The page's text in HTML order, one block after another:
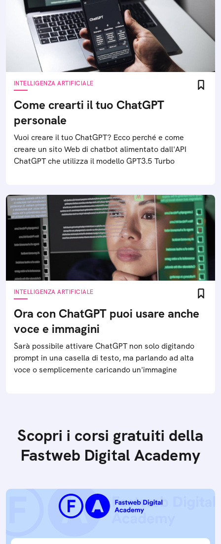
INTELLIGENZA ARTIFICIALE
Come crearti il tuo ChatGPT
personale
Vuoi creare il tuo ChatGPT? Ecco perché e come
creare un sito Web di chatbot alimentato dall'API
ChatGPT che utilizza il modello GPT3.5 Turbo
INTELLIGENZA ARTIFICIALE
Ora con ChatGPT puoi usare anche
voce e immagini
Sarà possibile attivare ChatGPT non solo digitando
prompt in una casella di testo, ma parlando ad alta
voce o semplicemente caricando un'immagine
Scopri i corsi gratuiti della
Fastweb Digital Academy